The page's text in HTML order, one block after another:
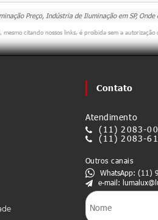
Preço, Indústria de Iluminação em SP,
citando nossos links, é proibida sem a
Contato
Atendimento
(11) 2083-
(11) 2083-
Outros canais
WhatsApp: (11)
e-mail: